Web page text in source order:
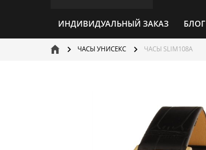
ИНДИВИДУАЛЬНЫЙ ЗАКАЗ БЛОГ
ЧАСЫ УНИСЕКС ЧАСЫ SLIM108A